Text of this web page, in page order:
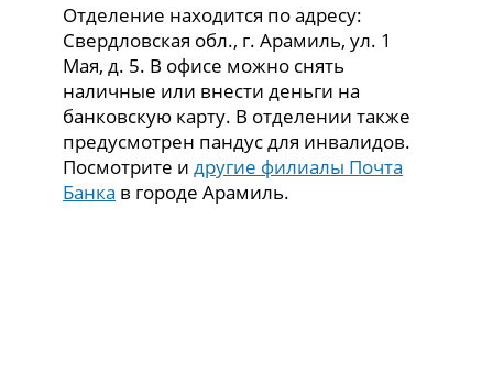
Отделение находится по адресу:
Свердловская обл., г. Арамиль, ул. 1
Мая, д. 5. В офисе можно снять
наличные или внести деньги на
банковскую карту. В отделении также
предусмотрен пандус для инвалидов.
Посмотрите идругие филиалы Почта
Банка в городе Арамиль.